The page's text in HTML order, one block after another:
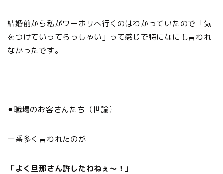
結婚前から私がワーホリへ行くのはわかっていたので「気
をつけていってらっしゃい」って感じで特になにも言われ
なかったです。
⚫︎職場のお客さんたち（世論）
一番多く言われたのが
「よく旦那さん許したわねぇ〜！」